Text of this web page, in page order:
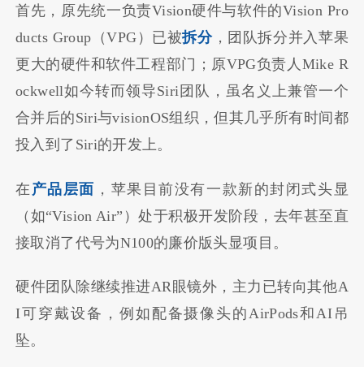
首先，原先统一负责Vision硬件与软件的Vision Pro
ducts Group（VPG）已被拆分，团队拆分并入苹果
更大的硬件和软件工程部门；原VPG负责人Mike R
ockwell如今转而领导Siri团队，虽名义上兼管一个
合并后的Siri与visionOS组织，但其几乎所有时间都
投入到了Siri的开发上。
在 产品层面 ，苹果目前没有一款新的封闭式头显
（如“Vision Air”）处于积极开发阶段，去年甚至直
接取消了代号为N100的廉价版头显项目。
硬件团队除继续推进AR眼镜外，主力已转向其他A
I可穿戴设备，例如配备摄像头的AirPods和AI吊
坠。